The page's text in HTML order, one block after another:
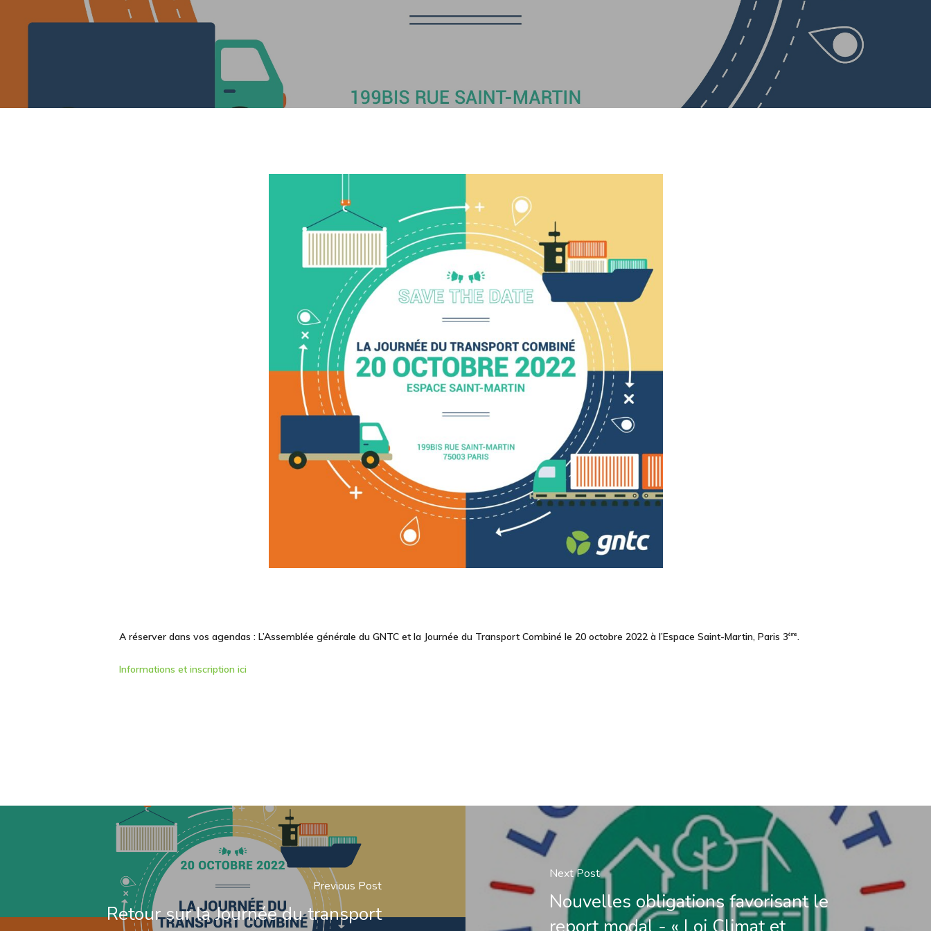
A réserver dans vos agendas : L’Assemblée générale du GNTC et la Journée du Transport Combiné le 20 octobre 2022 à l’Espace Saint-Martin, Paris 3ème.
Informations et inscription ici
Previous Post
Retour sur la Journée du transport
Next Post
Nouvelles obligations favorisant le